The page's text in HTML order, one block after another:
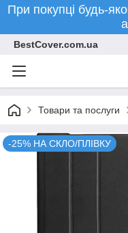
При покупці будь-
BestCover.com.ua
Товари та послуги
-25% НА СКЛО/ПЛІВКУ